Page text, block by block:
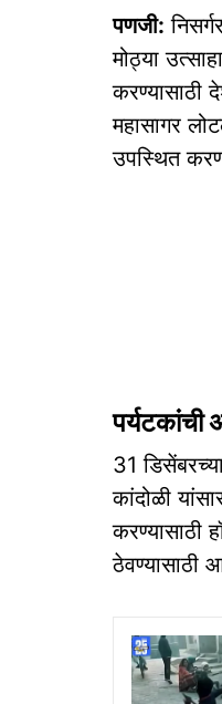
पणजी:
मोठ्या
करण्यासाठी
महासागर
उपस्थित
पर्यटकांची
31
कांदोळी
करण्यासाठी
ठेवण्यासाठी